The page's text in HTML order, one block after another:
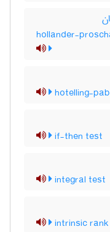
hollander-
hotelling-
if-then test
integral test
intrinsic